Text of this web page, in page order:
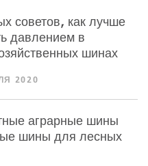
советов, как лучше
давлением в
шинах
2020
аграрные шины
шины для лесных